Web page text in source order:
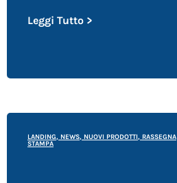
Leggi Tutto >
LANDING, NEWS, NUOVI PRODOTTI, RASSEGNA
STAMPA